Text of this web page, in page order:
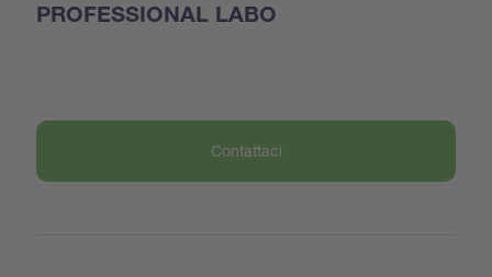
PROFESSIONAL LABO
Contattaci